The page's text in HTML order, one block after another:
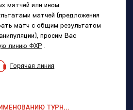
матчей или ином
матчей (предложения
матч с общим результатом
просим Вас
линию ФХР .
Горячая линия